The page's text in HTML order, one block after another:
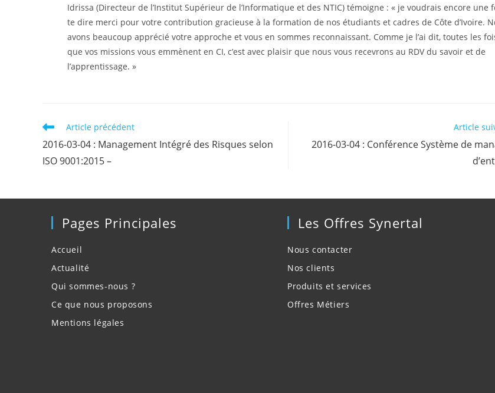
Idrissa (Directeur de l’Institut Supérieur de l’Informatique et des NTIC) témoigne : « je voudrais encore une
te dire merci pour votre contribution gracieuse à la formation de nos étudiants et cadres de Côte d’Ivoire.
avons beaucoup apprécié votre approche et vous en sommes reconnaissant. Comme je l’ai dit, toutes les
que vos missions vous emmènent en CI, c’est avec plaisir que nous vous recevrons au RDV du savoir et de
l’apprentissage. »
Read
articles
Article précédent
2016-03-04 : Management Intégré des Risques selon
ISO 9001:2015 –
Article
2016-03-04 : Conférence Système de
Pages Principales
Accueil
Actualité
Qui sommes-nous ?
Ce que nous proposons
Mentions légales
Les Offres Synertal
Nous contacter
Nos clients
Produits et services
Offres Métiers